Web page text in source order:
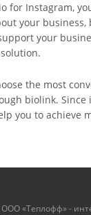
for Instagram,
your business,
your
the most
biolink. Since
you to achieve
«Теплофф» -